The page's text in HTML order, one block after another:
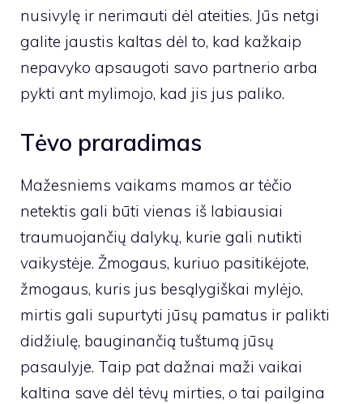
nusivylę ir nerimauti dėl ateities. Jūs netgi
galite jaustis kaltas dėl to, kad kažkaip
nepavyko apsaugoti savo partnerio arba
pykti ant mylimojo, kad jis jus paliko.
Tėvo praradimas
Mažesniems vaikams mamos ar tėčio
netektis gali būti vienas iš labiausiai
traumuojančių dalykų, kurie gali nutikti
vaikystėje. Žmogaus, kuriuo pasitikėjote,
žmogaus, kuris jus besąlygiškai mylėjo,
mirtis gali supurtyti jūsų pamatus ir palikti
didžiulę, bauginančią tuštumą jūsų
pasaulyje. Taip pat dažnai maži vaikai
kaltina save dėl tėvų mirties, o tai pailgina